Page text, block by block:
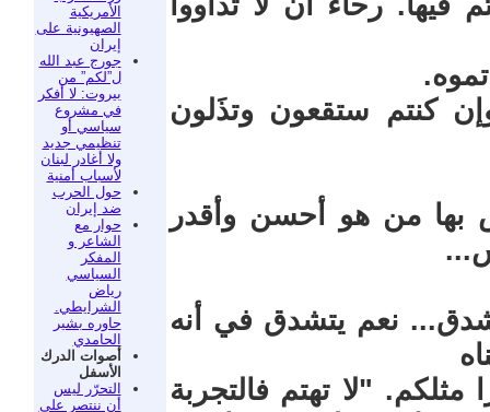
الأمريكية
الصهيونية على
إيران
جورج عبد الله
ل”لكم” من
بيروت: لا أفكر
في مشروع
سياسي أو
تنظيمي جديد
ولا أغادر لبنان
لأسباب أمنية
حول الحرب
ضد إيران
حوار مع
الشاعر و
المفكر
السياسي
رياض
الشرايطي.
حاوره بشير
الحامدي
أصوات الدرك
الأسفل
التحرّر ليس
أن ننتصر على
كنتم ستقعون وتذَلون
بها من هو أحسن وأقدر
نعم يتشدق في أنه
"لا تهتم فالتجربة